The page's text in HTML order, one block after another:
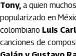
Tony, a quien
popularizado en
colombiano Luis
canciones de